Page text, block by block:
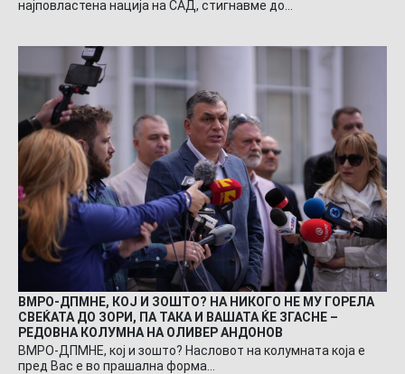
најповластена нација на САД, стигнавме до…
ВМРО-ДПМНЕ, КОЈ И ЗОШТО? НА НИКОГО НЕ МУ ГОРЕЛА
СВЕЌАТА ДО ЗОРИ, ПА ТАКА И ВАШАТА ЌЕ ЗГАСНЕ –
РЕДОВНА КОЛУМНА НА ОЛИВЕР АНДОНОВ
ВМРО-ДПМНЕ, кој и зошто? Насловот на колумната која е
пред Вас е во прашална форма…